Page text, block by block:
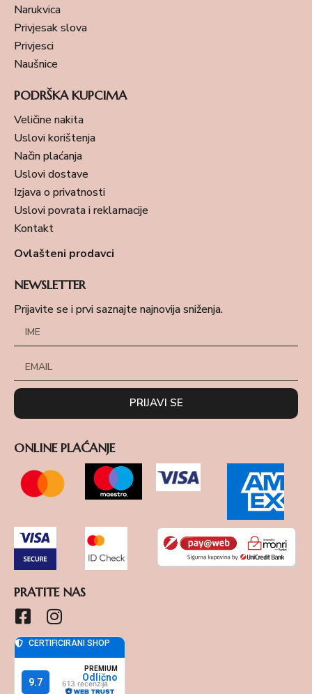
Narukvica
Privjesak slova
Privjesci
Naušnice
PODRŠKA KUPCIMA
Veličine nakita
Uslovi korištenja
Način plaćanja
Uslovi dostave
Izjava o privatnosti
Uslovi povrata i reklamacije
Kontakt
Ovlašteni prodavci
NEWSLETTER
Prijavite se i prvi saznajte najnovija sniženja.
PRIJAVI SE
ONLINE PLAĆANJE
PRATITE NAS